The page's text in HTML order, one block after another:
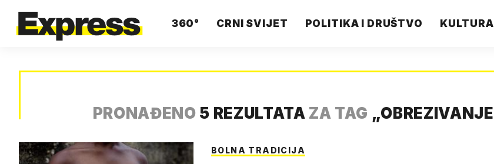
360° CRNI SVIJET POLITIKA I DRUŠTVO KULTURA
PRONAĐENO 5 REZULTATA ZA TAG „OBREZIVANJE
BOLNA TRADICIJA